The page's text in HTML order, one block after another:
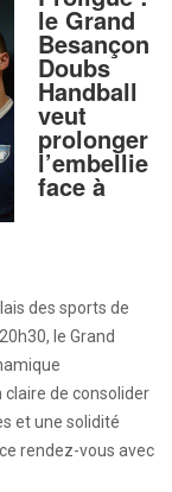
le Grand
Besançon
Doubs
Handball
veut
prolonger
l’embellie
face à
des sports de
le Grand
claire de consolider
et une solidité
rendez-vous avec